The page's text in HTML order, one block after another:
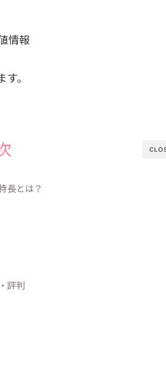
情報
。
長とは？
評判